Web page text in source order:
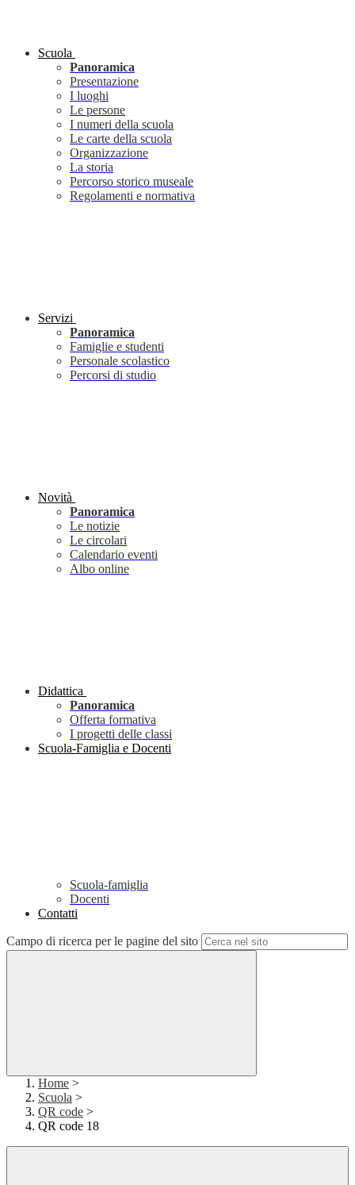
Scuola
Panoramica
Presentazione
I luoghi
Le persone
I numeri della scuola
Le carte della scuola
Organizzazione
La storia
Percorso storico museale
Regolamenti e normativa
Servizi
Panoramica
Famiglie e studenti
Personale scolastico
Percorsi di studio
Novità
Panoramica
Le notizie
Le circolari
Calendario eventi
Albo online
Didattica
Panoramica
Offerta formativa
I progetti delle classi
Scuola-Famiglia e Docenti
Scuola-famiglia
Docenti
Contatti
Campo di ricerca per le pagine del sito
Home >
Scuola >
QR code >
QR code 18